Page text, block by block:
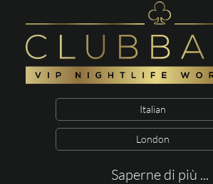
Italian
London
Saperne di più ...